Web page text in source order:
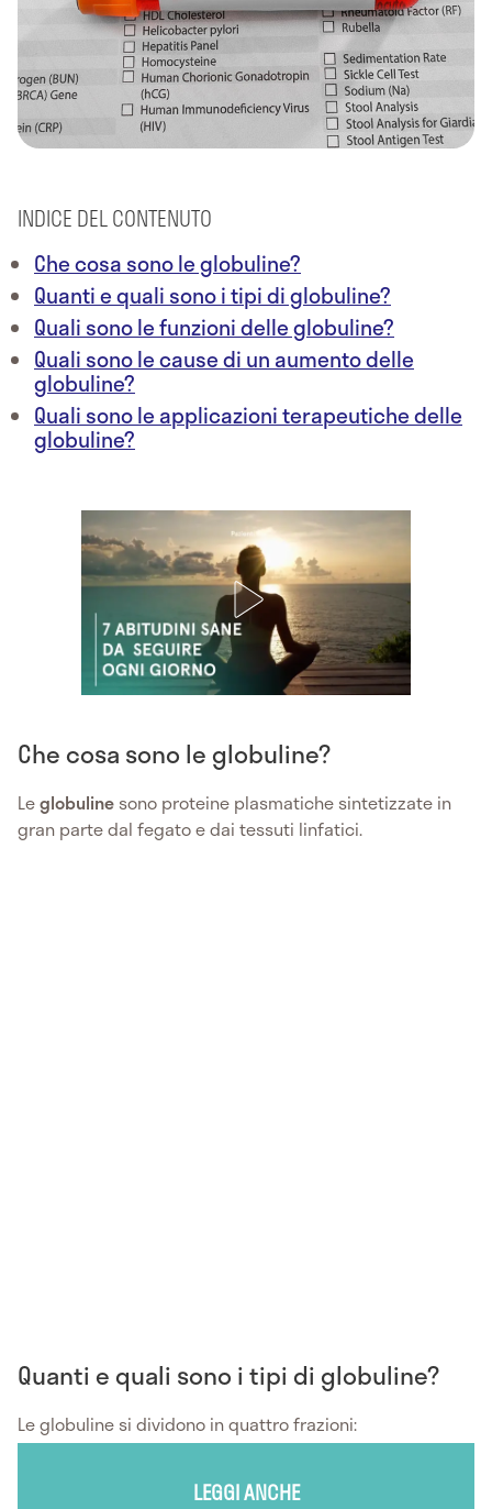
INDICE DEL CONTENUTO
Che cosa sono le globuline?
Quanti e quali sono i tipi di globuline?
Quali sono le funzioni delle globuline?
Quali sono le cause di un aumento delle
globuline?
Quali sono le applicazioni terapeutiche delle
globuline?
Che cosa sono le globuline?
Leglobuline sono proteine plasmatiche sintetizzate in
gran parte dal fegato e dai tessuti linfatici.
Quanti e quali sono i tipi di globuline?
Le globuline si dividono in quattro frazioni:
LEGGI ANCHE